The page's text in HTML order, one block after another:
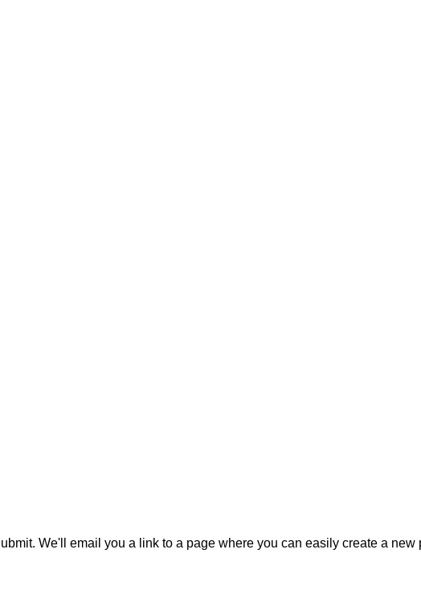
We'll email you a link to a page where you can easily create a new